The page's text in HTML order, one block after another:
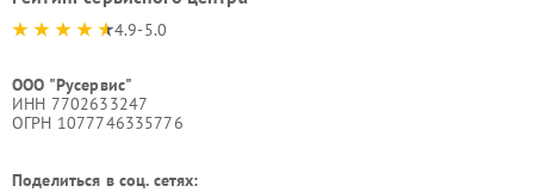
4.9-5.0
ООО "Русервис"
ИНН 7702633247
ОГРН 1077746335776
Поделиться в соц. сетях: